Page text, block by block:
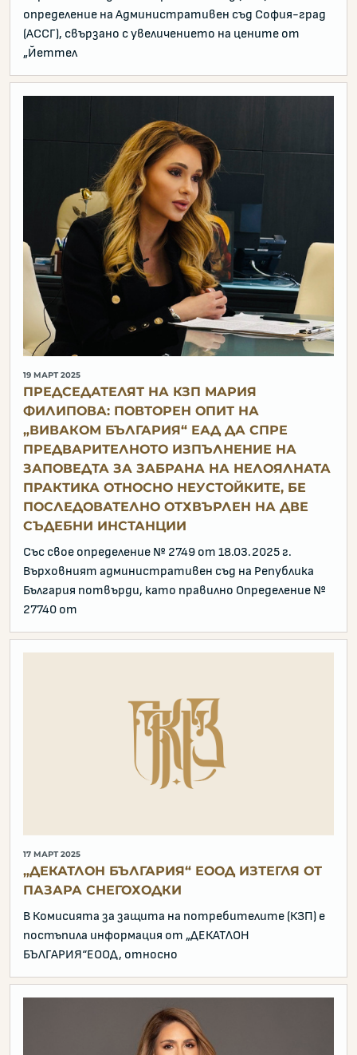
определение на Административен съд София-град
(АССГ), свързано с увеличението на цените от
„Йеттел
19 МАРТ 2025
ПРЕДСЕДАТЕЛЯТ НА КЗП МАРИЯ
ФИЛИПОВА: ПОВТОРЕН ОПИТ НА
„ВИВАКОМ БЪЛГАРИЯ“ ЕАД ДА СПРЕ
ПРЕДВАРИТЕЛНОТО ИЗПЪЛНЕНИЕ НА
ЗАПОВЕДТА ЗА ЗАБРАНА НА НЕЛОЯЛНАТА
ПРАКТИКА ОТНОСНО НЕУСТОЙКИТЕ, БЕ
ПОСЛЕДОВАТЕЛНО ОТХВЪРЛЕН НА ДВЕ
СЪДЕБНИ ИНСТАНЦИИ
Със свое определение № 2749 от 18.03.2025 г.
Върховният административен съд на Република
България потвърди, като правилно Определение №
27740 от
17 МАРТ 2025
„ДЕКАТЛОН БЪЛГАРИЯ“ ЕООД ИЗТЕГЛЯ ОТ
ПАЗАРА СНЕГОХОДКИ
В Комисията за защита на потребителите (КЗП) е
постъпила информация от „ДЕКАТЛОН
БЪЛГАРИЯ“ЕООД, относно